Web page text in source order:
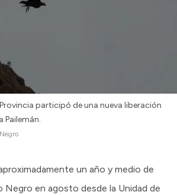
participó de una nueva liberación
Pailemán.
un año y medio de
Negro en agosto desde la Unidad de